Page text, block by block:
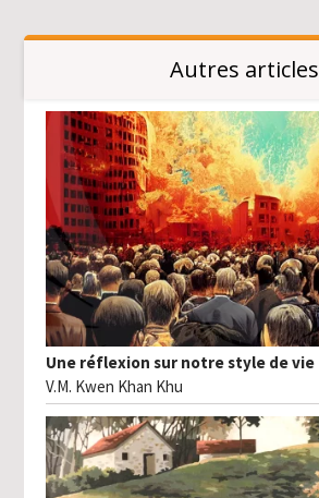
Autres articles
Une réflexion sur notre style de vie
V.M. Kwen Khan Khu